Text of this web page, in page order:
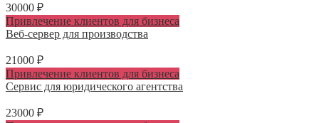
30000 ₽
Привлечение клиентов для бизнеса
Веб-сервер для производства
21000 ₽
Привлечение клиентов для бизнеса
Сервис для юридического агентства
23000 ₽